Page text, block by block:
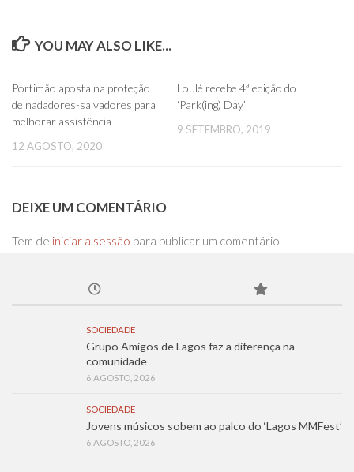
YOU MAY ALSO LIKE...
Portimão aposta na proteção
de nadadores-salvadores para
melhorar assistência
12 AGOSTO, 2020
Loulé recebe 4ª edição do
‘Park(ing) Day’
9 SETEMBRO, 2019
DEIXE UM COMENTÁRIO
Tem de iniciar a sessão para publicar um comentário.
SOCIEDADE
Grupo Amigos de Lagos faz a diferença na
comunidade
6 AGOSTO, 2026
SOCIEDADE
Jovens músicos sobem ao palco do ‘Lagos MMFest’
6 AGOSTO, 2026